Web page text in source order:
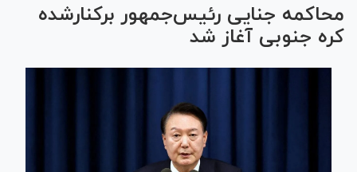
محاکمه جنایی رئیس‌جمهور برکنارشده
کره جنوبی آغاز شد